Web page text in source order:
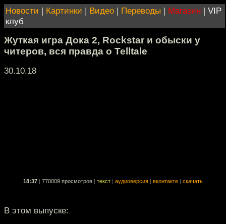
Новости | Картинки | Видео | Переводы | Магазин | VIP
клуб
Жуткая игра Дока 2, Rockstar и обыски у
читеров, вся правда о Telltale
30.10.18
18:37 770009 просмотров текст аудиоверсия вконтакте скачать
В этом выпуске: